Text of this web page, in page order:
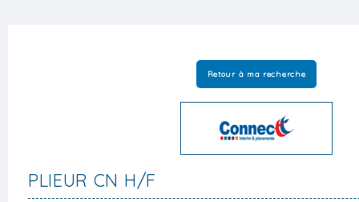
Retour à ma recherche
PLIEUR CN H/F